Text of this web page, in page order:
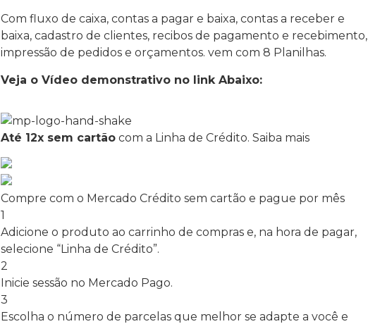
Com fluxo de caixa, contas a pagar e baixa, contas a receber e
baixa, cadastro de clientes, recibos de pagamento e recebimento,
impressão de pedidos e orçamentos. vem com 8 Planilhas.
Veja o Vídeo demonstrativo no link Abaixo:
Até 12x sem cartão com a Linha de Crédito. Saiba mais
Compre com o Mercado Crédito sem cartão e pague por mês
1
Adicione o produto ao carrinho de compras e, na hora de pagar,
selecione “Linha de Crédito”.
2
Inicie sessão no Mercado Pago.
3
Escolha o número de parcelas que melhor se adapte a você e